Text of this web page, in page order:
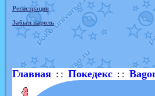
шадоу спиритомб
отilovearceus
в фанарте.
траббишотilovearceusв фанарте.
Raging BoltотGraceDaFox
Shadow mismagiusотJOK_julia
в фанарте.
художникот vicavicaв фанарте.
Регистрация
Забыл пароль
Главная: : Покедекс: :